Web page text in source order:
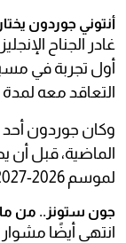
أنتوني جوردون
غادر الجناح
أول تجربة في
التعاقد معه لمدة
وكان جوردون أحد
الماضية، قبل أن
لموسم 2026-2027.
جون ستونز.. من
انتهى أيضًا